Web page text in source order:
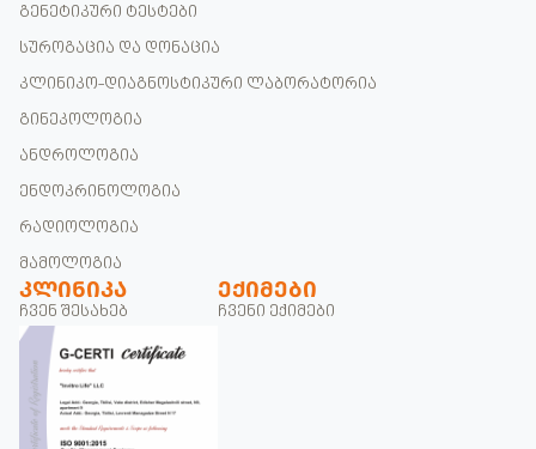
გენეტიკური ტესტები
სუროგაცია და დონაცია
კლინიკო-დიაგნოსტიკური ლაბორატორია
გინეკოლოგია
ანდროლოგია
ენდოკრინოლოგია
რადიოლოგია
მამოლოგია
ᲙᲚᲘᲜᲘᲙᲐ
ჩვენ შესახებ
ᲔᲥᲘᲛᲔᲑᲘ
ჩვენი ექიმები